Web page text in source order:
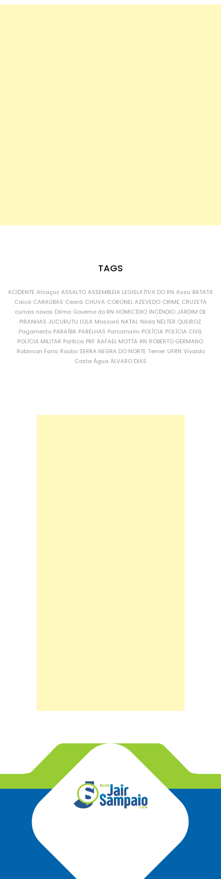
TAGS
ACIDENTE Alcaçuz ASSALTO ASSEMBLEIA LEGISLATIVA DO RN Assu BATATA
Caicó CARAÚBAS Ceará CHUVA CORONEL AZEVEDO CRIME CRUZETA
currais novos Dilma Governo do RN HOMICÍDIO INCÊNDIO JARDIM DE
PIRANHAS JUCURUTU LULA Mossoró NATAL Nilda NÉLTER QUEIROZ
Pagamento PARAÍBA PARELHAS Parnamirim POLÍCIA POLÍCIA CIVIL
POLÍCIA MILITAR Política PRF RAFAEL MOTTA RN ROBERTO GERMANO
Robinson Faria Roubo SERRA NEGRA DO NORTE Temer UFRN Vivaldo
Costa Água ÁLVARO DIAS